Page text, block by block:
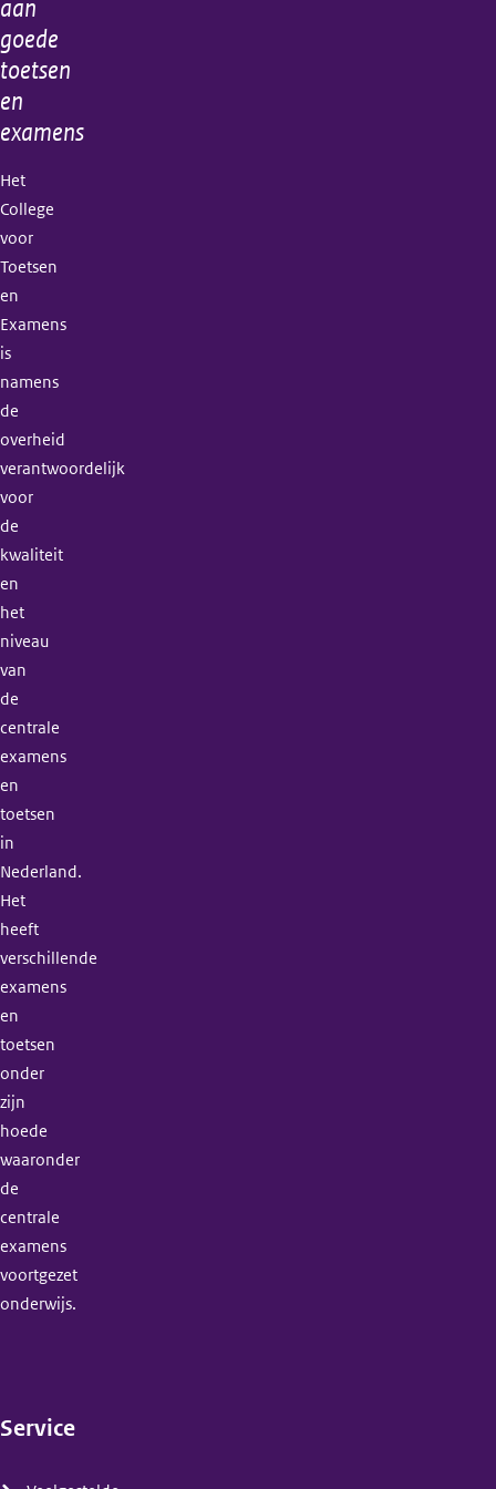
aan
goede
toetsen
en
examens
Het
College
voor
Toetsen
en
Examens
is
namens
de
overheid
verantwoordelijk
voor
de
kwaliteit
en
het
niveau
van
de
centrale
examens
en
toetsen
in
Nederland.
Het
heeft
verschillende
examens
en
toetsen
onder
zijn
hoede
waaronder
de
centrale
examens
voortgezet
onderwijs.
Service